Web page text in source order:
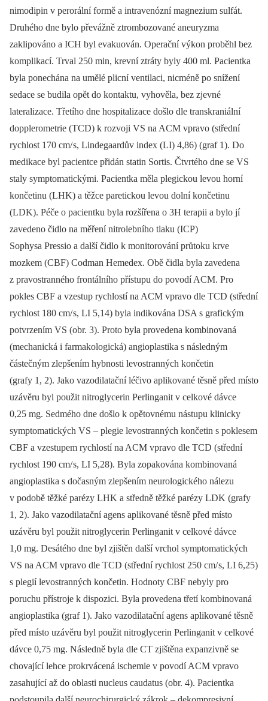
nimodipin v perorální formě a intravenózní magnezium sulfát.
Druhého dne bylo převážně ztrombozované aneuryzma
zaklipováno a ICH byl evakuován. Operační výkon proběhl bez
komplikací. Trval 250 min, krevní ztráty byly 400 ml. Pacientka
byla ponechána na umělé plicní ventilaci, nicméně po snížení
sedace se budila opět do kontaktu, vyhověla, bez zjevné
lateralizace. Třetího dne hospitalizace došlo dle trans­kraniální
dopplerometrie (TCD) k rozvoji VS na ACM vpravo (střední
rychlost 170 cm/ s, Lindegaardův index (LI) 4,86) (graf 1). Do
medikace byl pacientce přidán statin Sortis. Čtvrtého dne se VS
staly symptomatickými. Pacientka měla plegickou levou horní
končetinu (LHK) a těžce paretickou levou dolní končetinu
(LDK). Péče o pacientku byla rozšířena o 3H terapii a bylo jí
zavedeno čidlo na měření nitrolebního tlaku (ICP)
Sophysa Pressio a další čidlo k monitorování průtoku krve
mozkem (CBF) Codman Hemedex. Obě čidla byla zavedena
z pravostranného frontálního přístupu do povodí ACM. Pro
pokles CBF a vzestup rychlostí na ACM vpravo dle TCD (střední
rychlost 180 cm/ s, LI 5,14) byla indikována DSA s grafickým
potvrzením VS (obr. 3). Proto byla provedena kombinovaná
(mechanická i farmakologická) angioplastika s následným
částečným zlepšením hybnosti levostranných končetin
(grafy 1, 2). Jako vazodilatační léčivo aplikované těsně před místo
uzávěru byl použit nitroglycerin Perlinganit v celkové dávce
0,25 mg. Sedmého dne došlo k opětovnému nástupu klinicky
symptomatických VS –⁠ plegie levostranných končetin s poklesem
CBF a vzestupem rychlostí na ACM vpravo dle TCD (střední
rychlost 190 cm/ s, LI 5,28). Byla zopakována kombinovaná
angioplastika s dočasným zlepšením neurologického nálezu
v podobě těžké parézy LHK a středně těžké parézy LDK (grafy
1, 2). Jako vazodilatační agens aplikované těsně před místo
uzávěru byl použit nitroglycerin Perlinganit v celkové dávce
1,0 mg. Desátého dne byl zjištěn další vrchol symptomatických
VS na ACM vpravo dle TCD (střední rychlost 250 cm/ s, LI 6,25)
s plegií levostranných končetin. Hodnoty CBF nebyly pro
poruchu přístroje k dispozici. Byla provedena třetí kombinovaná
angioplastika (graf 1). Jako vazodilatační agens aplikované těsně
před místo uzávěru byl použit nitroglycerin Perlinganit v celkové
dávce 0,75 mg. Následně byla dle CT zjištěna expanzivně se
chovající lehce prokrvácená ischemie v povodí ACM vpravo
zasahující až do oblasti nucleus caudatus (obr. 4). Pacientka